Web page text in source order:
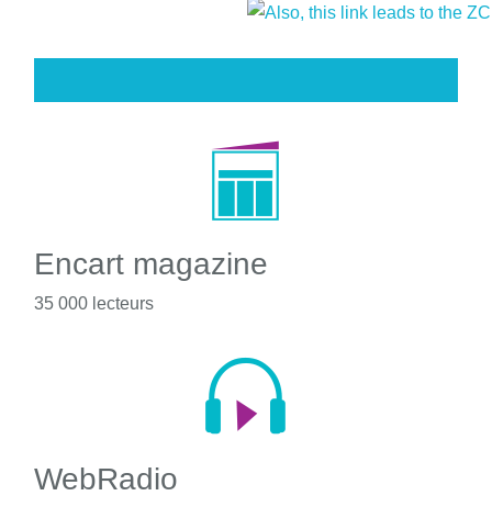
Encart magazine
35 000 lecteurs
WebRadio